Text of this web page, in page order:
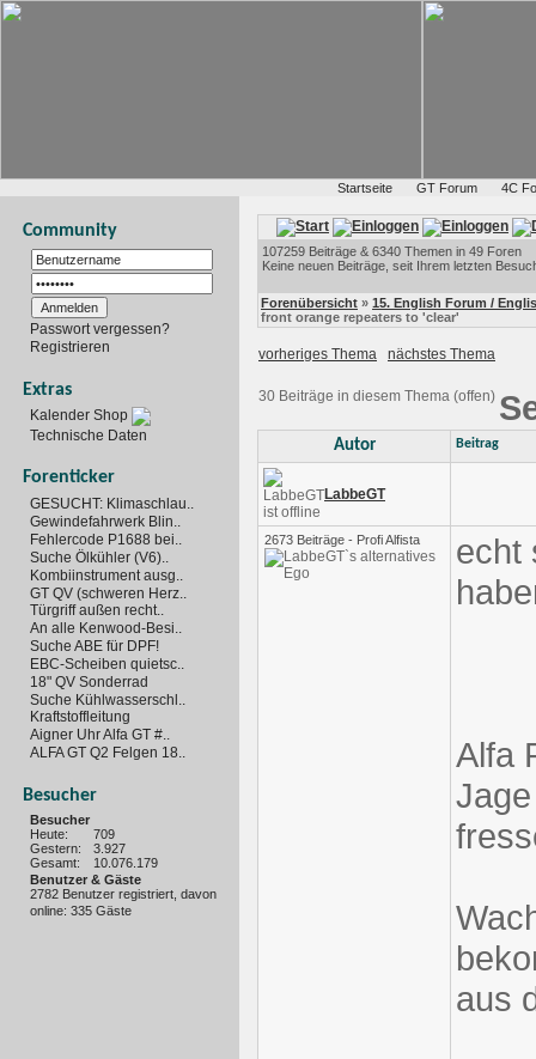
Startseite GT Forum 4C
Community
Passwort vergessen?
Registrieren
Extras
Kalender Shop
Technische Daten
Forenticker
GESUCHT: Klimaschlau..
Gewindefahrwerk Blin..
Fehlercode P1688 bei..
Suche Ölkühler (V6)..
Kombiinstrument ausg..
GT QV (schweren Herz..
Türgriff außen recht..
An alle Kenwood-Besi..
Suche ABE für DPF!
EBC-Scheiben quietsc..
18" QV Sonderrad
Suche Kühlwasserschl..
Kraftstoffleitung
Aigner Uhr Alfa GT #..
ALFA GT Q2 Felgen 18..
Besucher
Besucher
Heute:
709
Gestern:
3.927
Gesamt:
10.076.179
Benutzer & Gäste
2782 Benutzer registriert, davon
online: 335 Gäste
107259 Beiträge & 6340 Themen in 49 Foren
Keine neuen Beiträge, seit Ihrem letzten
Forenübersicht » 15. English Forum /
front orange repeaters to 'clear'
vorheriges Thema nächstes Thema
30 Beiträge in diesem Thema (offen)
Autor Beitrag
LabbeGT
2673 Beiträge - Profi Alfista
echt
Alfa
aus